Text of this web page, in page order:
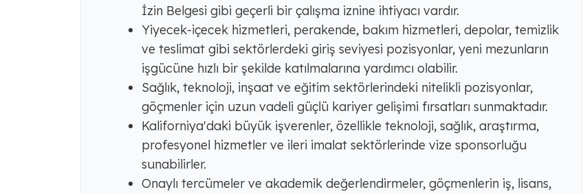
İzin Belgesi gibi geçerli bir çalışma iznine ihtiyacı vardır.
Yiyecek-içecek hizmetleri, perakende, bakım hizmetleri, depolar, temizlik
ve teslimat gibi sektörlerdeki giriş seviyesi pozisyonlar, yeni mezunların
işgücüne hızlı bir şekilde katılmalarına yardımcı olabilir.
Sağlık, teknoloji, inşaat ve eğitim sektörlerindeki nitelikli pozisyonlar,
göçmenler için uzun vadeli güçlü kariyer gelişimi fırsatları sunmaktadır.
Kaliforniya'daki büyük işverenler, özellikle teknoloji, sağlık, araştırma,
profesyonel hizmetler ve ileri imalat sektörlerinde vize sponsorluğu
sunabilirler.
Onaylı tercümeler ve akademik değerlendirmeler, göçmenlerin iş, lisans,